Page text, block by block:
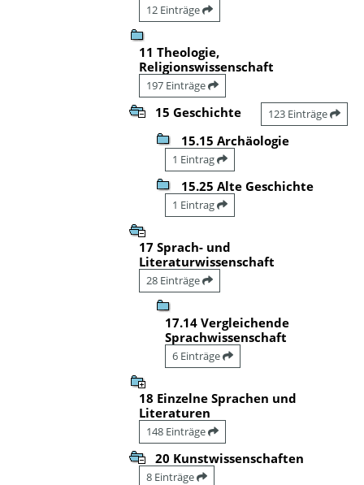
12 Einträge
11 Theologie,
Religionswissenschaft
197 Einträge
15 Geschichte 123 Einträge
15.15 Archäologie
1 Eintrag
15.25 Alte Geschichte
1 Eintrag
17 Sprach- und
Literaturwissenschaft
28 Einträge
17.14 Vergleichende
Sprachwissenschaft
6 Einträge
18 Einzelne Sprachen und
Literaturen
148 Einträge
20 Kunstwissenschaften
8 Einträge